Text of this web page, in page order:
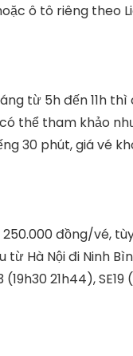
ô tô riêng theo
từ 5h đến 11h
thể tham khảo
30 phút, giá vé
đồng/vé,
Hà Nội đi Ninh
(19h30 21h44),